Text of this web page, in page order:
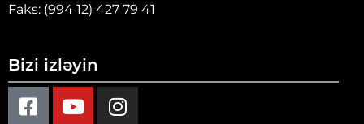
Faks: (994 12) 427 79 41
Bizi izləyin